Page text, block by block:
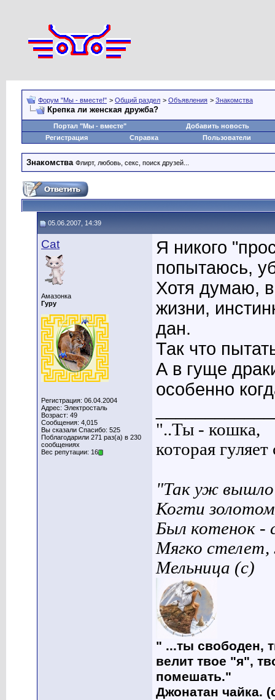
Форум "Мы - вместе!" > Общий раздел > Объявления > Знакомства
Крепка ли женская дружба?
Портал "Мы - вместе"
Добавить новость
Регистрация
Справка Пользователи
Знакомства Флирт, любовь, секс, поиск друзей...
05.06.2007, 14:39
Cat
Амазонка
Гуру
Регистрация: 06.04.2004
Адрес: Электросталь
Возраст: 49
Сообщения: 4,015
Вы сказали Спасибо: 525
Поблагодарили 271 раз(а) в 230
сообщениях
Вес репутации: 16
Я никого
попытаюсь,
Хотя думаю,
жизни,
дан.
Так что
А в гуще
особенно
"..Ты - кошка,
которая
"Так уж вышло
Когти
Был котенок -
Мягко
Мельница (с)
" ...ты свободен,
велит твое "я",
помешать."
Джонатан чайка.